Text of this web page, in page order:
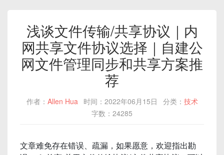
浅谈文件传输/共享协议｜内
网共享文件协议选择｜自建公
网文件管理同步和共享方案推
荐
作者： Allen Hua 时间：2022年06月15日 分类： 技术
字数：24285
文章难免存在错误、疏漏，如果愿意，欢迎指出勘